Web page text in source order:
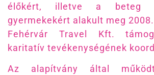
élőkért, illetve a beteg
gyermekekért alakult meg
Fehérvár Travel Kft.
karitatív tevékenységének
Az alapítvány által